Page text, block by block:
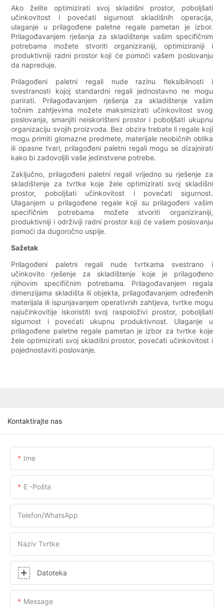
Ako želite optimizirati svoj skladišni prostor, poboljšati
učinkovitost i povećati sigurnost skladišnih operacija,
ulaganje u prilagođene paletne regale pametan je izbor.
Prilagođavanjem rješenja za skladištenje vašim specifičnim
potrebama možete stvoriti organiziraniji, optimiziraniji i
produktivniji radni prostor koji će pomoći vašem poslovanju
da napreduje.
Prilagođeni paletni regali nude razinu fleksibilnosti i
svestranosti kojoj standardni regali jednostavno ne mogu
parirati. Prilagođavanjem rješenja za skladištenje vašim
točnim zahtjevima možete maksimizirati učinkovitost svog
poslovanja, smanjiti neiskorišteni prostor i poboljšati ukupnu
organizaciju svojih proizvoda. Bez obzira trebate li regale koji
mogu primiti glomazne predmete, materijale neobičnih oblika
ili opasne tvari, prilagođeni paletni regali mogu se dizajnirati
kako bi zadovoljili vaše jedinstvene potrebe.
Zaključno, prilagođeni paletni regali vrijedno su rješenje za
skladištenje za tvrtke koje žele optimizirati svoj skladišni
prostor, poboljšati učinkovitost i povećati sigurnost.
Ulaganjem u prilagođene regale koji su prilagođeni vašim
specifičnim potrebama možete stvoriti organiziraniji,
produktivniji i održiviji radni prostor koji će vašem poslovanju
pomoći da dugoročno uspije.
Sažetak
Prilagođeni paletni regali nude tvrtkama svestrano i
učinkovito rješenje za skladištenje koje je prilagođeno
njihovim specifičnim potrebama. Prilagođavanjem regala
dimenzijama skladišta ili objekta, prilagođavanjem određenih
materijala ili ispunjavanjem operativnih zahtjeva, tvrtke mogu
najučinkovitije iskoristiti svoj raspoloživi prostor, poboljšati
sigurnost i povećati ukupnu produktivnost. Ulaganje u
prilagođene paletne regale pametan je izbor za tvrtke koje
žele optimizirati svoj skladišni prostor, povećati učinkovitost i
pojednostaviti poslovanje.
Kontaktirajte nas
Ime
E -pošta
Telefon/WhatsApp
Naziv Tvrtke
Datoteka
Message